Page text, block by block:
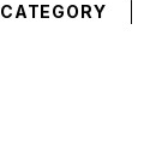
CATEGORY